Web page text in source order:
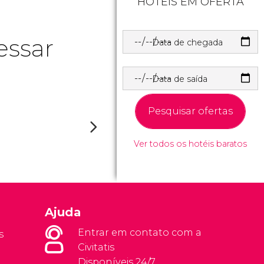
Data de chegada
Data de saída
Pesquisar ofertas
Ver todos os hotéis baratos
Ajuda
Entrar em contato com a
Civitatis